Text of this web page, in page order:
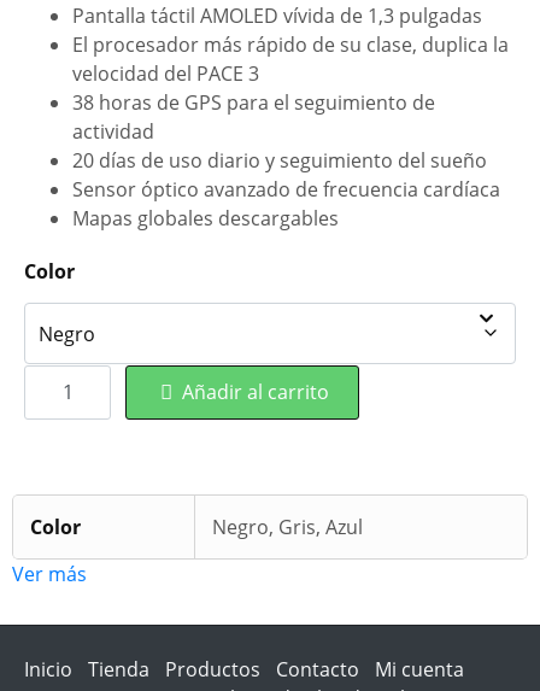
Pantalla táctil AMOLED vívida de 1,3 pulgadas
El procesador más rápido de su clase, duplica la
velocidad del PACE 3
38 horas de GPS para el seguimiento de
actividad
20 días de uso diario y seguimiento del sueño
Sensor óptico avanzado de frecuencia cardíaca
Mapas globales descargables
Color
Añadir al carrito
Color
Negro, Gris, Azul
Ver más
Inicio Tienda Productos Contacto
Mi cuenta